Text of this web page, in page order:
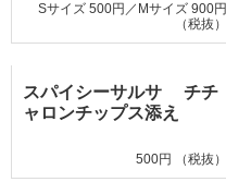
Sサイズ 500円／Mサイズ 900円
（税抜）
スパイシーサルサ チチ
ャロンチップス添え
500円 （税抜）